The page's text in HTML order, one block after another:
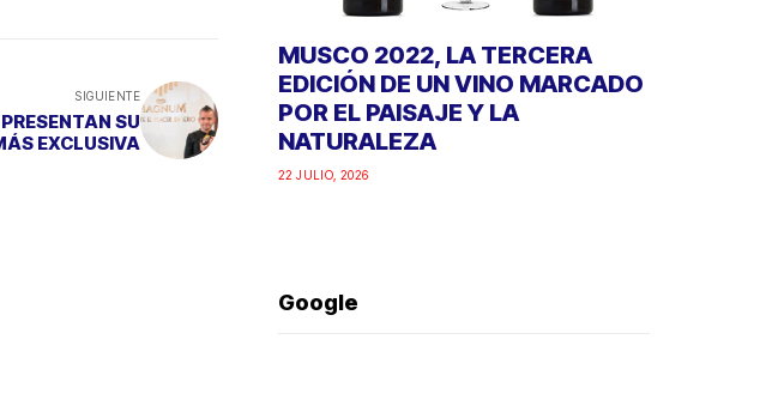
SIGUIENTE
SU
EXCLUSIVA
MUSCO 2022, LA TERCERA
EDICIÓN DE UN VINO MARCADO
POR EL PAISAJE Y LA
NATURALEZA
22 JULIO, 2026
Google